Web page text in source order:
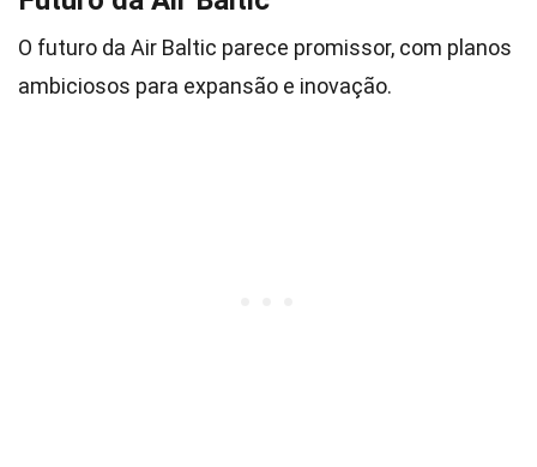
O futuro da Air Baltic parece promissor, com planos
ambiciosos para expansão e inovação.